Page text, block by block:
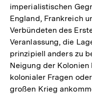
imperialistischen
England, Frankreich
Verbündeten des
Veranlassung, die
prinzipiell anders zu
Neigung der
kolonialer Fragen
großen Krieg